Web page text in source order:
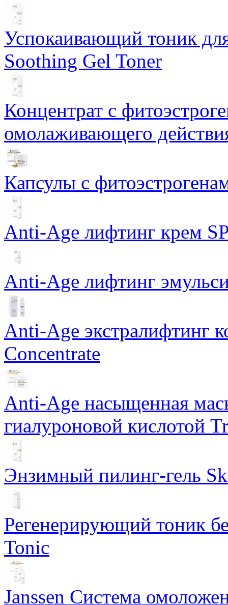
Успокаивающий тоник
Soothing Gel Toner
Концентрат с
омолаживающего
Капсулы с
Anti-Age лифтинг крем
Anti-Age лифтинг
Anti-Age экстралифтинг
Concentrate
Anti-Age насыщенная
гиалуроновой кислотой
Энзимный пилинг-гель
Регенерирующий тоник
Tonic
Janssen Система